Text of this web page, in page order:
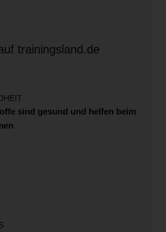
trainingsland.de
sind gesund und helfen beim